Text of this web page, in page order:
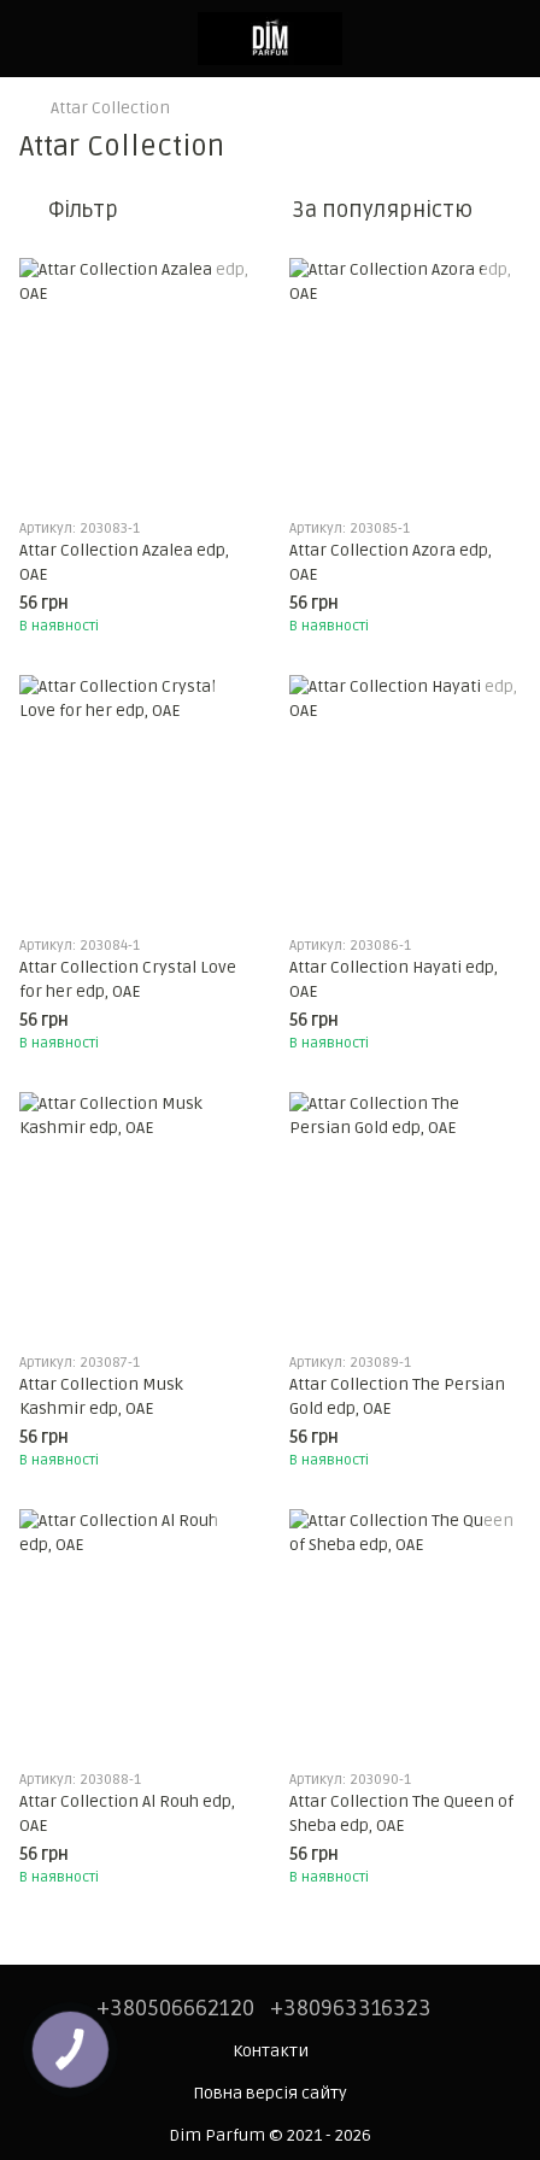
Attar Collection
Attar Collection
Фільтр За популярністю
Артикул: 203083-1
Attar Collection Azalea edp,
ОАЕ
56 грн
В наявності
Артикул: 203085-1
Attar Collection Azora edp,
ОАЕ
56 грн
В наявності
Артикул: 203084-1
Attar Collection Crystal Love
for her edp, ОАЕ
56 грн
В наявності
Артикул: 203086-1
Attar Collection Hayati edp,
ОАЕ
56 грн
В наявності
Артикул: 203087-1
Attar Collection Musk
Kashmir edp, ОАЕ
56 грн
В наявності
Артикул: 203089-1
Attar Collection The Persian
Gold edp, ОАЕ
56 грн
В наявності
Артикул: 203088-1
Attar Collection Al Rouh edp,
ОАЕ
56 грн
В наявності
Артикул: 203090-1
Attar Collection The Queen of
Sheba edp, ОАЕ
56 грн
В наявності
+380506662120 +380963316323
Контакти
Повна версія сайту
Dim Parfum © 2021 - 2026